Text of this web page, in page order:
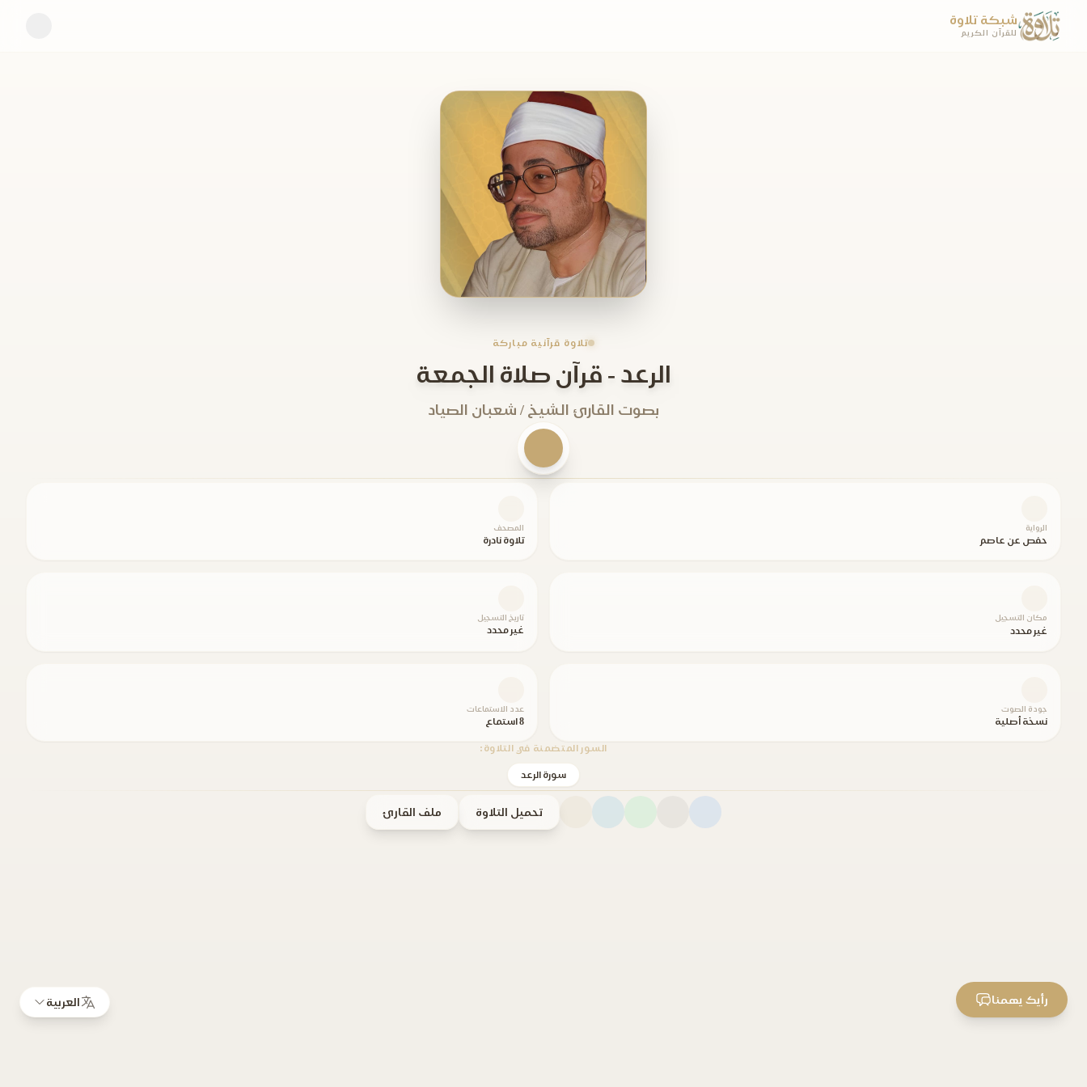
شبكة تلاوة
للقرآن الكريم
تلاوة قرآنية مباركة
الرعد - قرآن صلاة الجمعة
بصوت القارئ الشيخ / شعبان الصياد
الرواية
حفص عن عاصم
المصحف
تلاوة نادرة
مكان التسجيل
غير محدد
تاريخ التسجيل
غير محدد
جودة الصوت
نسخة أصلية
عدد الاستماعات
8 استماع
السور المتضمنة في التلاوة:
سورة الرعد
تحميل التلاوة ملف القارئ
العربية رأيك يهمنا